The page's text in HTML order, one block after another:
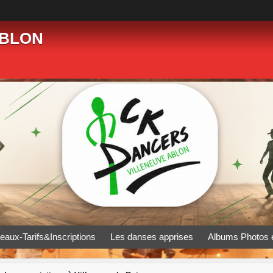
Tarifs&Inscriptions Les danses apprises Albums Photos